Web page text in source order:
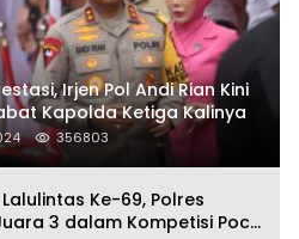
Irjen Pol Andi Rian Kini
Kapolda Ketiga Kalinya
356803
Ke-69, Polres
3 dalam Kompetisi Pocil